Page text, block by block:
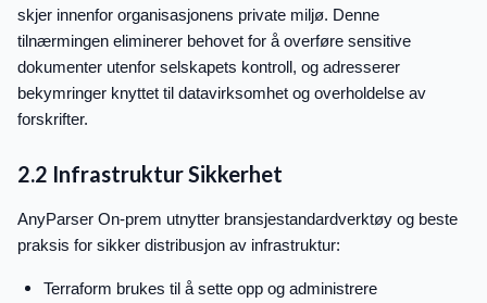
skjer innenfor organisasjonens private miljø. Denne
tilnærmingen eliminerer behovet for å overføre sensitive
dokumenter utenfor selskapets kontroll, og adresserer
bekymringer knyttet til datavirksomhet og overholdelse av
forskrifter.
2.2 Infrastruktur Sikkerhet
AnyParser On-prem utnytter bransjestandardverktøy og beste
praksis for sikker distribusjon av infrastruktur:
Terraform brukes til å sette opp og administrere